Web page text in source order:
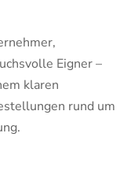
Eigner –
klaren
rund um